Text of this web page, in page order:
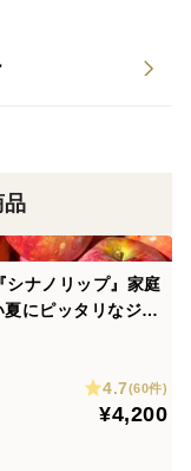
品
シナノリップ』家庭
夏にピッタリなジュ
4.7(60件)
¥4,200